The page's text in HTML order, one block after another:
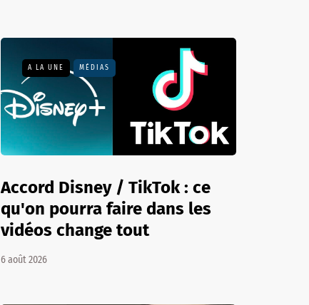
A LA UNE MÉDIAS
Accord Disney / TikTok : ce
qu'on pourra faire dans les
vidéos change tout
6 août 2026